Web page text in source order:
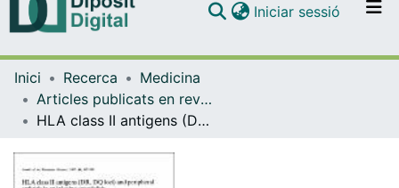
Navega per tot el DD
Com publicar
Iniciar sessió (current)
Inici Recerca
Medicina
Articles publicats en revistes (Medicina)
HLA class II antigens (DR, DQ LOCI) and peripheral arthritis in ankylosing spondylitis.